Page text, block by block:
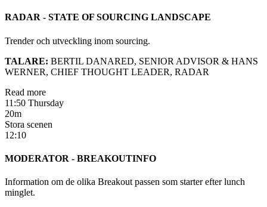
RADAR - STATE OF SOURCING LANDSCAPE
Trender och utveckling inom sourcing.
TALARE: BERTIL DANARED, SENIOR ADVISOR & HANS
WERNER, CHIEF THOUGHT LEADER, RADAR
Read more
11:50 Thursday
20m
Stora scenen
12:10
MODERATOR - BREAKOUTINFO
Information om de olika Breakout passen som starter efter lunch
minglet.